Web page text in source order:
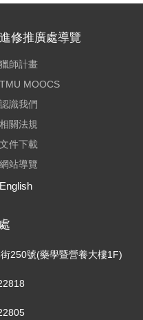
進修推廣處導覽
獵師計畫
TMU MOOCS
認識我們
相關法規
文件下載
網站導覽
English
250號(藥學暨營養大樓1F)